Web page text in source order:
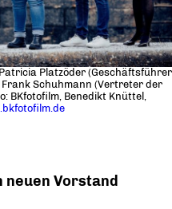
Platzöder
Schuhmann (Vertreter der
BKfotofilm, Benedikt Knüttel,
Vorstand